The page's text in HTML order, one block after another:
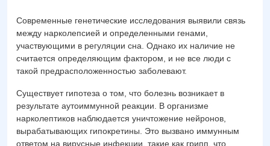
Современные генетические исследования выявили связь
между нарколепсией и определенными генами,
участвующими в регуляции сна. Однако их наличие не
считается определяющим фактором, и не все люди с
такой предрасположенностью заболевают.
Существует гипотеза о том, что болезнь возникает в
результате аутоиммунной реакции. В организме
нарколептиков наблюдается уничтожение нейронов,
вырабатывающих гипокретины. Это вызвано иммунным
ответом на вирусные инфекции, такие как грипп, что